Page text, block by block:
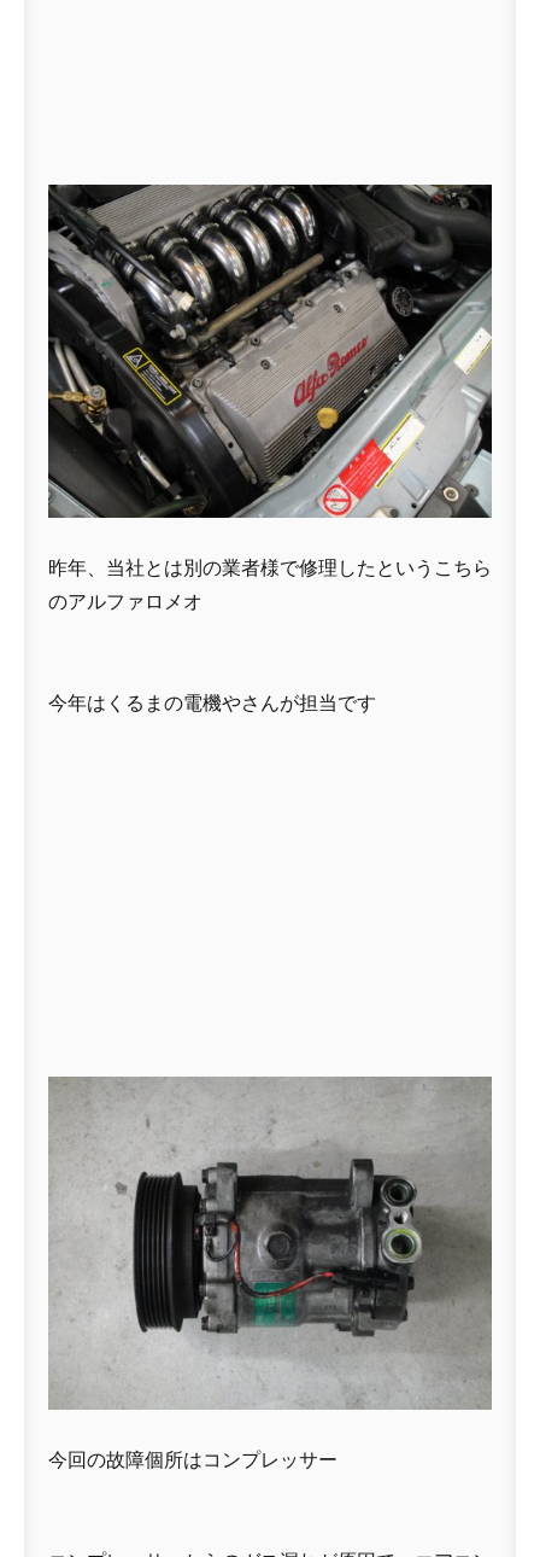
昨年、当社とは別の業者様で修理したというこちら
のアルファロメオ
今年はくるまの電機やさんが担当です
今回の故障個所はコンプレッサー